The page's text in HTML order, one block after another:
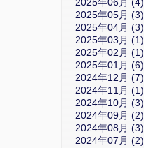
2025年06月 (4)
2025年05月 (3)
2025年04月 (3)
2025年03月 (1)
2025年02月 (1)
2025年01月 (6)
2024年12月 (7)
2024年11月 (1)
2024年10月 (3)
2024年09月 (2)
2024年08月 (3)
2024年07月 (2)